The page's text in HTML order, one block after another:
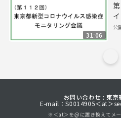
31:06
公
お問い合わせ : 東京
E-mail：S0014905＜at＞
※＜at＞を@に置き換えてメー